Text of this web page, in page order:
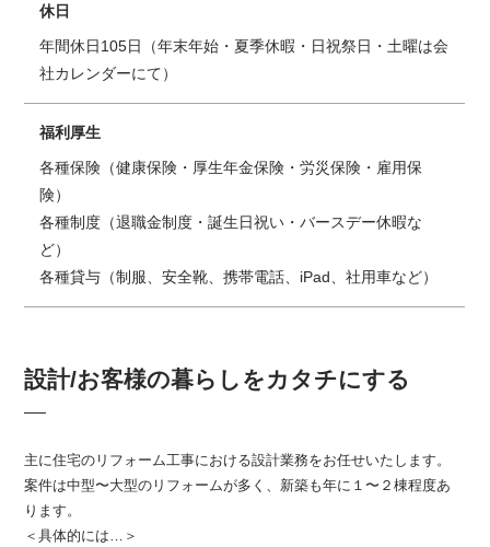
休日
年間休日105日（年末年始・夏季休暇・日祝祭日・土曜は会
社カレンダーにて）
福利厚生
各種保険（健康保険・厚生年金保険・労災保険・雇用保
険）
各種制度（退職金制度・誕生日祝い・バースデー休暇な
ど）
各種貸与（制服、安全靴、携帯電話、iPad、社用車など）
設計/お客様の暮らしをカタチにする
主に住宅のリフォーム工事における設計業務をお任せいたします。
案件は中型〜大型のリフォームが多く、新築も年に１〜２棟程度あ
ります。
＜具体的には…＞